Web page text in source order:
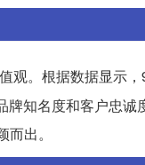
观。根据数据显示
知名度和客户忠
出。